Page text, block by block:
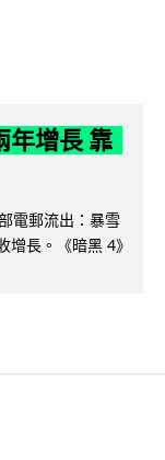
年增長 靠
電郵流出：暴雪
長。《暗黑 4》